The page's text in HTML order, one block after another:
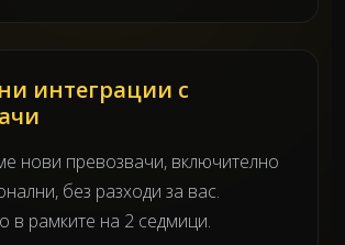
интеграции с
нови превозвачи, включително
без разходи за вас.
в рамките на 2 седмици.